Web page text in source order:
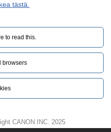
tästä.
to read this.‎
browsers
CANON INC. 2025